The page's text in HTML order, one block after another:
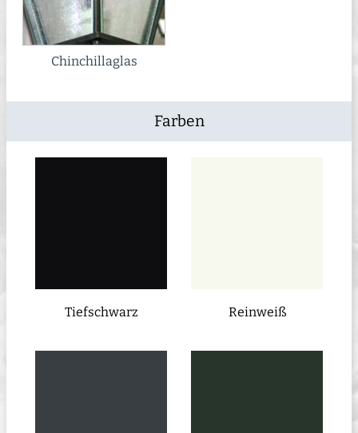
Chinchillaglas
Farben
Tiefschwarz Reinweiß